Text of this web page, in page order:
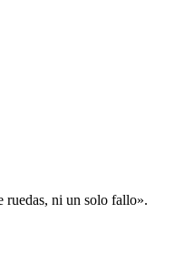
ruedas, ni un solo fallo».